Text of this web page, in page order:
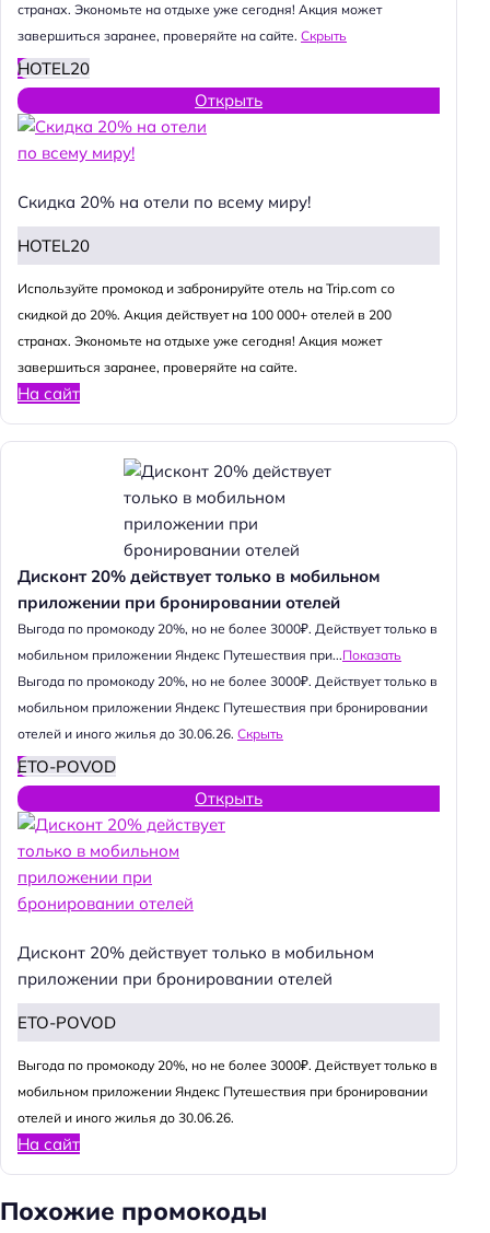
странах. Экономьте на отдыхе уже сегодня! Акция может
завершиться заранее, проверяйте на сайте. Скрыть
HOTEL20
Открыть
Скидка 20% на отели по всему миру!
HOTEL20
Используйте промокод и забронируйте отель на Trip.com со
скидкой до 20%. Акция действует на 100 000+ отелей в 200
странах. Экономьте на отдыхе уже сегодня! Акция может
завершиться заранее, проверяйте на сайте.
На сайт
Дисконт 20% действует только в мобильном
приложении при бронировании отелей
Выгода по промокоду 20%, но не более 3000₽. Действует только в
мобильном приложении Яндекс Путешествия при...Показать
Выгода по промокоду 20%, но не более 3000₽. Действует только в
мобильном приложении Яндекс Путешествия при бронировании
отелей и иного жилья до 30.06.26. Скрыть
ETO-POVOD
Открыть
Дисконт 20% действует только в мобильном
приложении при бронировании отелей
ETO-POVOD
Выгода по промокоду 20%, но не более 3000₽. Действует только в
мобильном приложении Яндекс Путешествия при бронировании
отелей и иного жилья до 30.06.26.
На сайт
Похожие промокоды